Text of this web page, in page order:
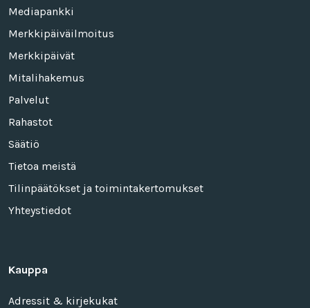
Mediapankki
Merkkipäiväilmoitus
Merkkipäivät
Mitalihakemus
Palvelut
Rahastot
Säätiö
Tietoa meistä
Tilinpäätökset ja toimintakertomukset
Yhteystiedot
Kauppa
Adressit & kirjekukat